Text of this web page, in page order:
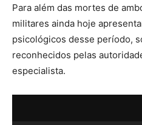
Para além das mortes de
militares ainda hoje
psicológicos desse período,
reconhecidos pelas
especialista.